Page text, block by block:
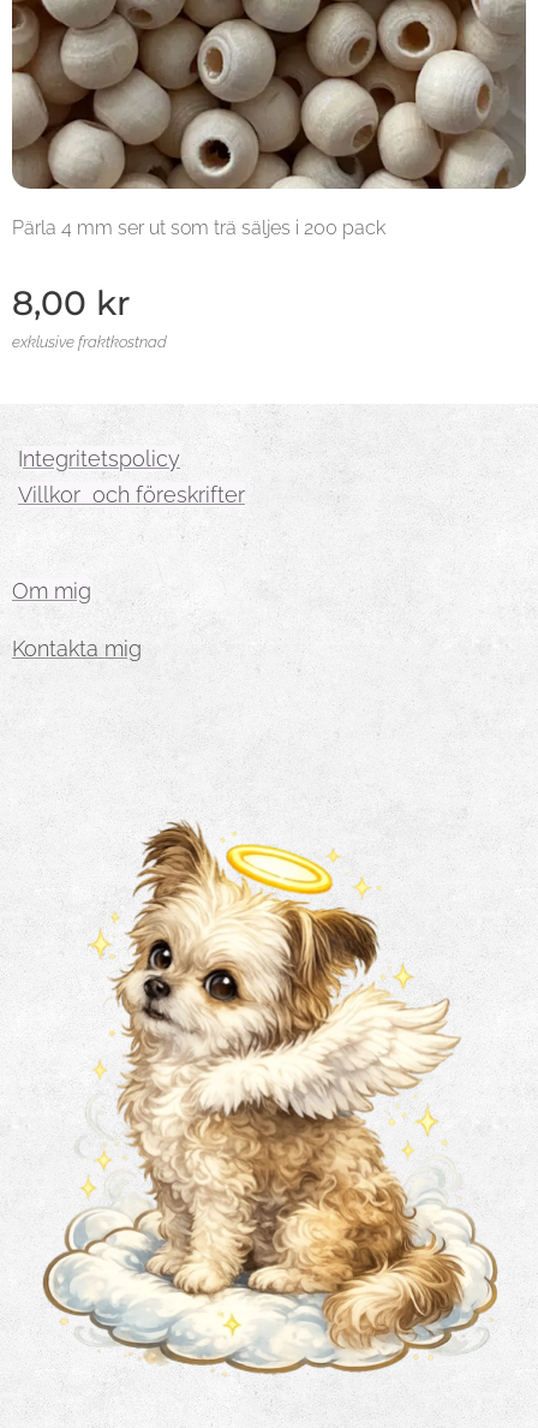
Pärla 4 mm ser ut som trä säljes i 200 pack
8,00 kr
exklusive fraktkostnad
Integritetspolicy
Villkor och föreskrifter
Om mig
Kontakta mig